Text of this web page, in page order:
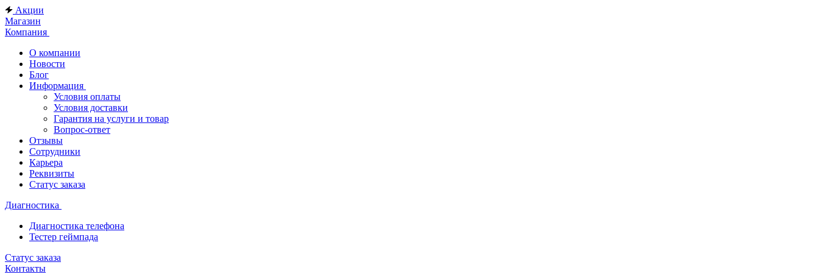
Акции
Магазин
Компания
О компании
Новости
Блог
Информация
Условия оплаты
Условия доставки
Гарантия на услуги и товар
Вопрос-ответ
Отзывы
Сотрудники
Карьера
Реквизиты
Статус заказа
Диагностика
Диагностика телефона
Тестер геймпада
Статус заказа
Контакты